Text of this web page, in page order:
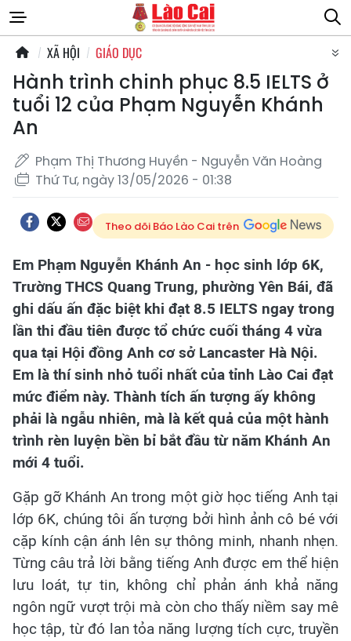
XÃ HỘI GIÁO DỤC
Hành trình chinh phục 8.5 IELTS ở
tuổi 12 của Phạm Nguyễn Khánh
An
Phạm Thị Thương Huyền - Nguyễn Văn Hoàng
Thứ Tư, ngày 13/05/2026 - 01:38
Theo dõi Báo Lào Cai trên
Em Phạm Nguyễn Khánh An - học sinh lớp 6K,
Trường THCS Quang Trung, phường Yên Bái, đã
ghi dấu ấn đặc biệt khi đạt 8.5 IELTS ngay trong
lần thi đầu tiên được tổ chức cuối tháng 4 vừa
qua tại Hội đồng Anh cơ sở Lancaster Hà Nội.
Em là thí sinh nhỏ tuổi nhất của tỉnh Lào Cai đạt
mức điểm này. Thành tích ấn tượng ấy không
phải là ngẫu nhiên, mà là kết quả của một hành
trình rèn luyện bền bỉ bắt đầu từ năm Khánh An
mới 4 tuổi.
Gặp gỡ Khánh An trong một giờ học tiếng Anh tại
lớp 6K, chúng tôi ấn tượng bởi hình ảnh cô bé với
cặp kính cận ánh lên sự thông minh, nhanh nhẹn.
Từng câu trả lời bằng tiếng Anh được em thể hiện
lưu loát, tự tin, không chỉ phản ánh khả năng
ngôn ngữ vượt trội mà còn cho thấy niềm say mê
học tập, từ đó lan tỏa năng lượng tích cực, truyền